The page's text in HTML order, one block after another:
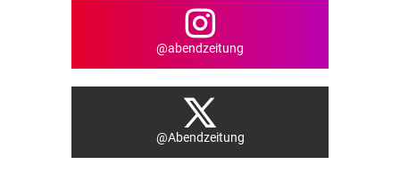
@abendzeitung
@Abendzeitung